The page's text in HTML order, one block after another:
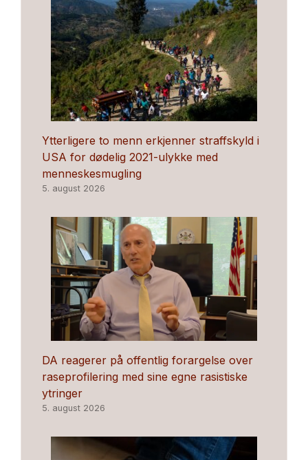
Ytterligere to menn erkjenner straffskyld i
USA for dødelig 2021-ulykke med
menneskesmugling
5. august 2026
DA reagerer på offentlig forargelse over
raseprofilering med sine egne rasistiske
ytringer
5. august 2026